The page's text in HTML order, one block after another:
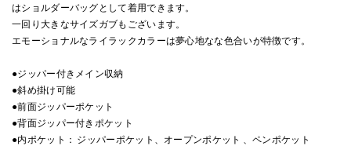
はショルダーバッグとして着用できます。
一回り大きなサイズガブもございます。
エモーショナルなライラックカラーは夢心地なな色合いが特徴です。
●ジッパー付きメイン収納
●斜め掛け可能
●前面ジッパーポケット
●背面ジッパー付きポケット
●内ポケット： ジッパーポケット、オープンポケット 、ペンポケット